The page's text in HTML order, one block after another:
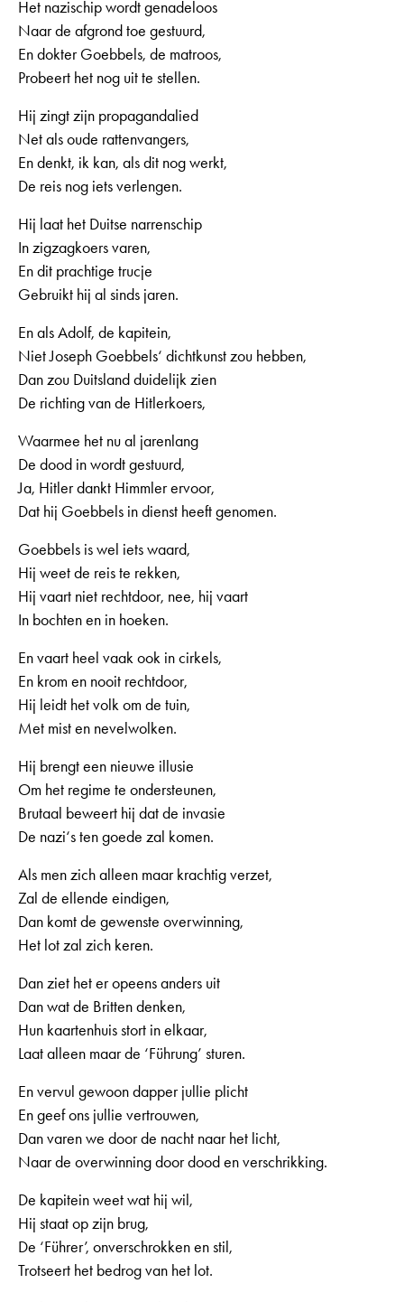
Het nazischip wordt genadeloos
Naar de afgrond toe gestuurd,
En dokter Goebbels, de matroos,
Probeert het nog uit te stellen.
Hij zingt zijn propagandalied
Net als oude rattenvangers,
En denkt, ik kan, als dit nog werkt,
De reis nog iets verlengen.
Hij laat het Duitse narrenschip
In zigzagkoers varen,
En dit prachtige trucje
Gebruikt hij al sinds jaren.
En als Adolf, de kapitein,
Niet Joseph Goebbels‘ dichtkunst zou hebben,
Dan zou Duitsland duidelijk zien
De richting van de Hitlerkoers,
Waarmee het nu al jarenlang
De dood in wordt gestuurd,
Ja, Hitler dankt Himmler ervoor,
Dat hij Goebbels in dienst heeft genomen.
Goebbels is wel iets waard,
Hij weet de reis te rekken,
Hij vaart niet rechtdoor, nee, hij vaart
In bochten en in hoeken.
En vaart heel vaak ook in cirkels,
En krom en nooit rechtdoor,
Hij leidt het volk om de tuin,
Met mist en nevelwolken.
Hij brengt een nieuwe illusie
Om het regime te ondersteunen,
Brutaal beweert hij dat de invasie
De nazi‘s ten goede zal komen.
Als men zich alleen maar krachtig verzet,
Zal de ellende eindigen,
Dan komt de gewenste overwinning,
Het lot zal zich keren.
Dan ziet het er opeens anders uit
Dan wat de Britten denken,
Hun kaartenhuis stort in elkaar,
Laat alleen maar de ‘Führung’ sturen.
En vervul gewoon dapper jullie plicht
En geef ons jullie vertrouwen,
Dan varen we door de nacht naar het licht,
Naar de overwinning door dood en verschrikking.
De kapitein weet wat hij wil,
Hij staat op zijn brug,
De ‘Führer’, onverschrokken en stil,
Trotseert het bedrog van het lot.